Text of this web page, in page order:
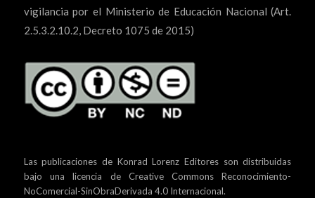
vigilancia por el Ministerio de Educación Nacional (Art.
2.5.3.2.10.2, Decreto 1075 de 2015)
Las publicaciones de Konrad Lorenz Editores son distribuidas
bajo unalicencia de Creative Commons Reconocimiento-
NoComercial-SinObraDerivada 4.0 Internacional.